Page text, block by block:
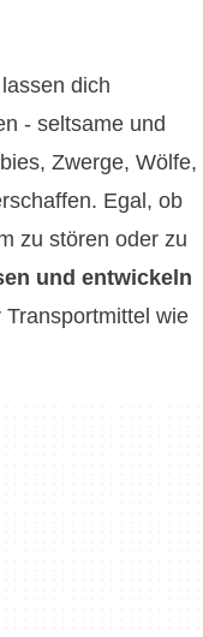
dich
- seltsame und
Zwerge, Wölfe,
Egal, ob
zu stören oder zu
und entwickeln
wie